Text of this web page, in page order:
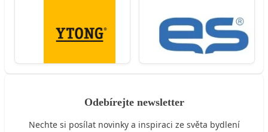
Odebírejte newsletter
Nechte si posílat novinky a inspiraci ze světa bydlení